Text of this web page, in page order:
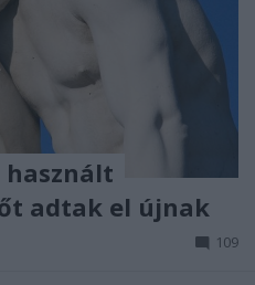
adtak el újnak
109